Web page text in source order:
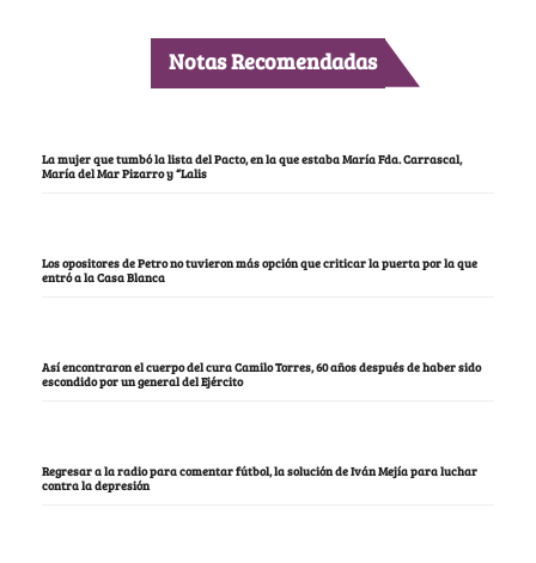
Notas Recomendadas
La mujer que tumbó la lista del Pacto, en la que estaba María Fda. Carrascal,
María del Mar Pizarro y “Lalis
Los opositores de Petro no tuvieron más opción que criticar la puerta por la que
entró a la Casa Blanca
Así encontraron el cuerpo del cura Camilo Torres, 60 años después de haber sido
escondido por un general del Ejército
Regresar a la radio para comentar fútbol, la solución de Iván Mejía para luchar
contra la depresión